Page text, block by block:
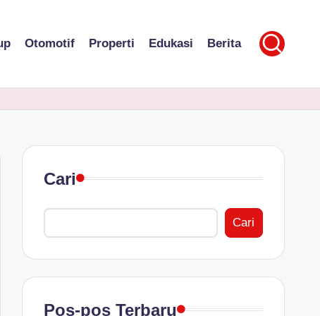
Otomotif Properti Edukasi Berita
Cari
Cari
Pos-pos Terbaru